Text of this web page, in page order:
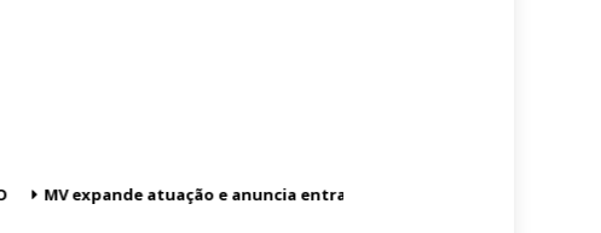
MV expande atuação e anuncia entrada no mercado dos Estados